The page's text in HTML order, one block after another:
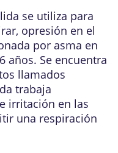
se utiliza para
opresión en el
por asma en
años. Se encuentra
llamados
trabaja
irritación en las
una respiración